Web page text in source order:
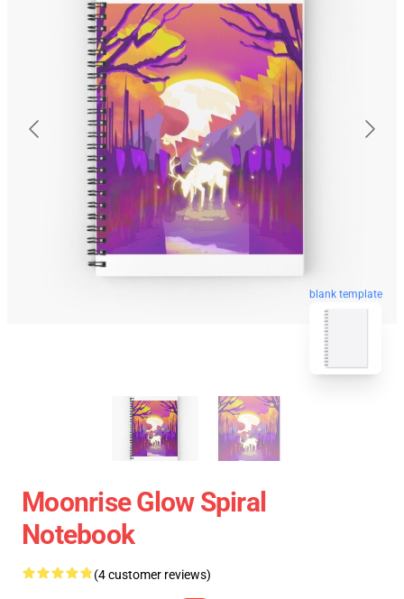
blank template
Moonrise Glow Spiral
Notebook
(4 customer reviews)